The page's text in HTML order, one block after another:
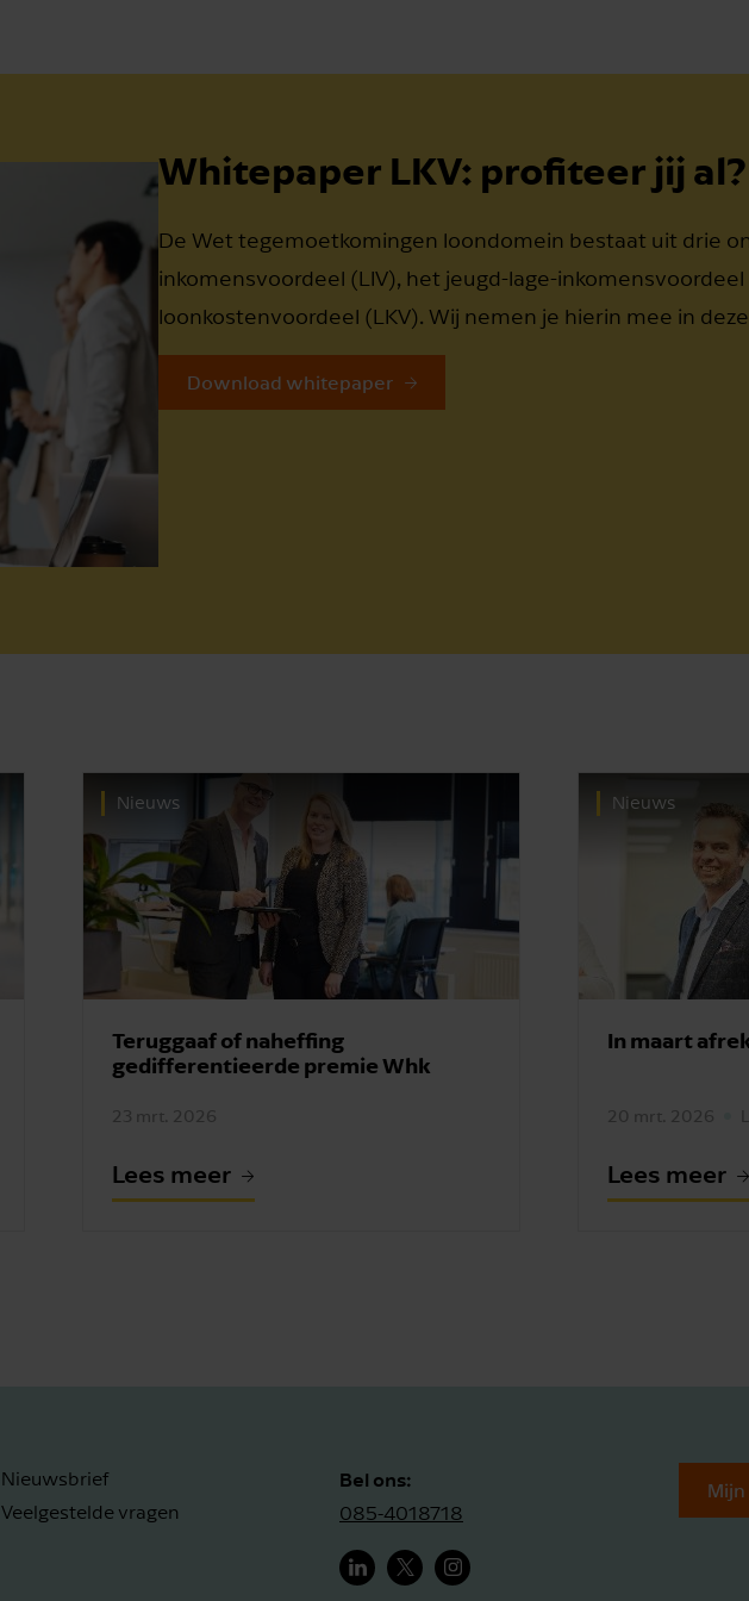
Whitepaper LKV: profiteer jij al?
De Wet tegemoetkomingen loondomein bestaat uit drie
inkomensvoordeel (LIV), het jeugd-lage-
loonkostenvoordeel (LKV). Wij nemen je hierin mee in
Download whitepaper
Nieuws
Teruggaaf of naheffing
gedifferentieerde premie Whk
23 mrt. 2026
Lees meer
Nieuws
In maart
20 mrt. 2026
Lees meer
Nieuwsbrief
Veelgestelde vragen
Bel ons:
085-4018718
Mijn